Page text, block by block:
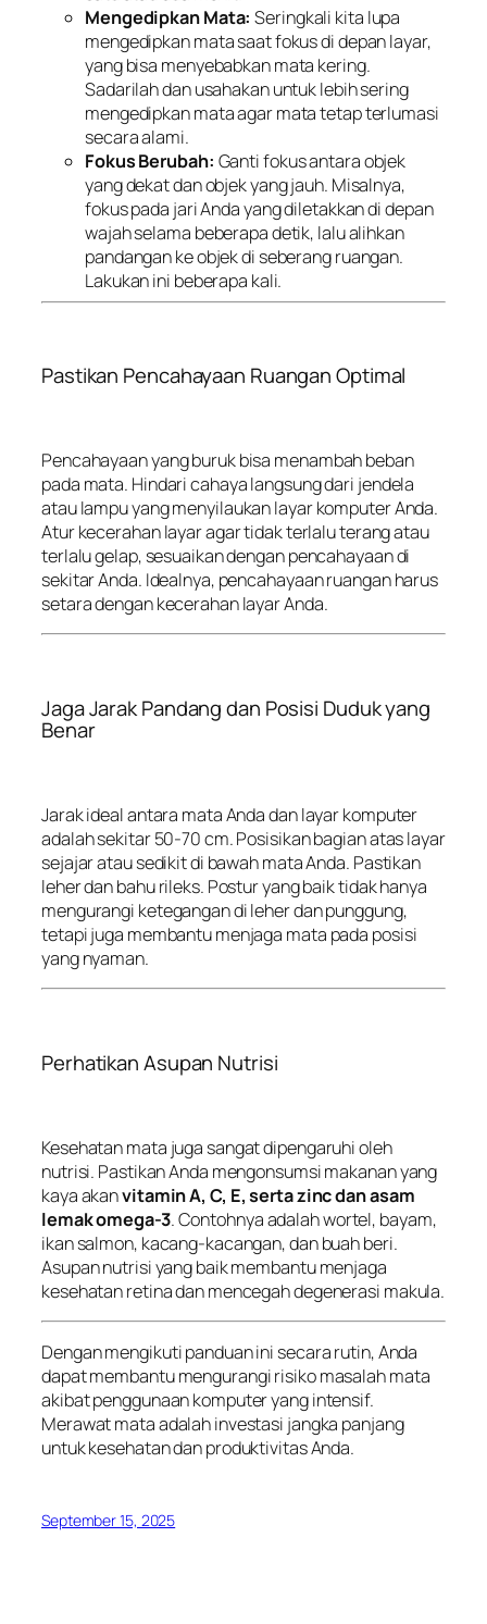
Mengedipkan Mata: Seringkali kita lupa
mengedipkan mata saat fokus di depan layar,
yang bisa menyebabkan mata kering.
Sadarilah dan usahakan untuk lebih sering
mengedipkan mata agar mata tetap terlumasi
secara alami.
Fokus Berubah: Ganti fokus antara objek
yang dekat dan objek yang jauh. Misalnya,
fokus pada jari Anda yang diletakkan di depan
wajah selama beberapa detik, lalu alihkan
pandangan ke objek di seberang ruangan.
Lakukan ini beberapa kali.
Pastikan Pencahayaan Ruangan Optimal
Pencahayaan yang buruk bisa menambah beban
pada mata. Hindari cahaya langsung dari jendela
atau lampu yang menyilaukan layar komputer Anda.
Atur kecerahan layar agar tidak terlalu terang atau
terlalu gelap, sesuaikan dengan pencahayaan di
sekitar Anda. Idealnya, pencahayaan ruangan harus
setara dengan kecerahan layar Anda.
Jaga Jarak Pandang dan Posisi Duduk yang
Benar
Jarak ideal antara mata Anda dan layar komputer
adalah sekitar 50-70 cm. Posisikan bagian atas layar
sejajar atau sedikit di bawah mata Anda. Pastikan
leher dan bahu rileks. Postur yang baik tidak hanya
mengurangi ketegangan di leher dan punggung,
tetapi juga membantu menjaga mata pada posisi
yang nyaman.
Perhatikan Asupan Nutrisi
Kesehatan mata juga sangat dipengaruhi oleh
nutrisi. Pastikan Anda mengonsumsi makanan yang
kaya akanvitamin A, C, E, serta zinc dan asam
lemak omega-3. Contohnya adalah wortel, bayam,
ikan salmon, kacang-kacangan, dan buah beri.
Asupan nutrisi yang baik membantu menjaga
kesehatan retina dan mencegah degenerasi makula.
Dengan mengikuti panduan ini secara rutin, Anda
dapat membantu mengurangi risiko masalah mata
akibat penggunaan komputer yang intensif.
Merawat mata adalah investasi jangka panjang
untuk kesehatan dan produktivitas Anda.
September 15, 2025